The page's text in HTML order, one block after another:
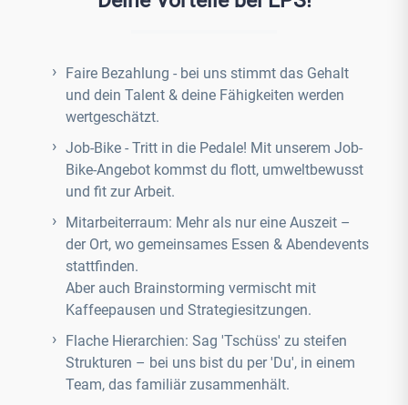
Faire Bezahlung - bei uns stimmt das Gehalt
und dein Talent & deine Fähigkeiten werden
wertgeschätzt.
Job-Bike - Tritt in die Pedale! Mit unserem Job-
Bike-Angebot kommst du flott, umweltbewusst
und fit zur Arbeit.
Mitarbeiterraum: Mehr als nur eine Auszeit –
der Ort, wo gemeinsames Essen & Abendevents
stattfinden.
Aber auch Brainstorming vermischt mit
Kaffeepausen und Strategiesitzungen.
Flache Hierarchien: Sag 'Tschüss' zu steifen
Strukturen – bei uns bist du per 'Du', in einem
Team, das familiär zusammenhält.